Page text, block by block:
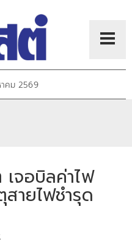
คม 2569
จอบิลค่าไฟ
ายไฟชำรุด